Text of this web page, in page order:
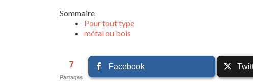
Sommaire
Pour tout type
métal ou bois
7
Partages
Facebook